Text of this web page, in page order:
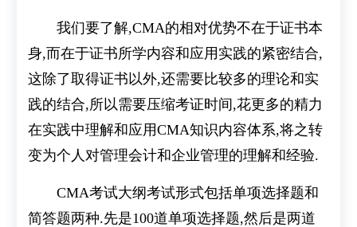
我们要了解,CMA的相对优势不在于证书本
身,而在于证书所学内容和应用实践的紧密结合,
这除了取得证书以外,还需要比较多的理论和实
践的结合,所以需要压缩考证时间,花更多的精力
在实践中理解和应用CMA知识内容体系,将之转
变为个人对管理会计和企业管理的理解和经验.
CMA考试大纲考试形式包括单项选择题和
简答题两种.先是100道单项选择题,然后是两道